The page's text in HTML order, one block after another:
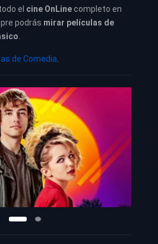
el cine OnLinecompleto en
podrás mirar películas de
de Comedia